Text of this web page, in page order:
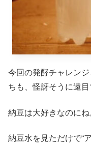
今回の発酵チャレン
ちも、怪訝そうに遠目
納豆は大好きなのにね
納豆水を見ただけで“